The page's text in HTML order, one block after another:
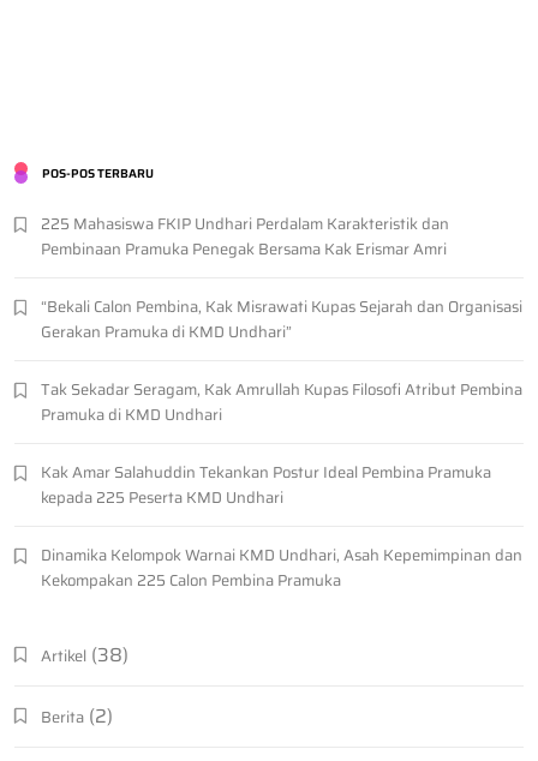
POS-POS TERBARU
225 Mahasiswa FKIP Undhari Perdalam Karakteristik dan
Pembinaan Pramuka Penegak Bersama Kak Erismar Amri
“Bekali Calon Pembina, Kak Misrawati Kupas Sejarah dan Organisasi
Gerakan Pramuka di KMD Undhari”
Tak Sekadar Seragam, Kak Amrullah Kupas Filosofi Atribut Pembina
Pramuka di KMD Undhari
Kak Amar Salahuddin Tekankan Postur Ideal Pembina Pramuka
kepada 225 Peserta KMD Undhari
Dinamika Kelompok Warnai KMD Undhari, Asah Kepemimpinan dan
Kekompakan 225 Calon Pembina Pramuka
Artikel (38)
Berita (2)